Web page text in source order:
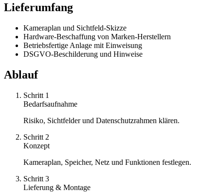
Lieferumfang
Kameraplan und Sichtfeld-Skizze
Hardware-Beschaffung von Marken-Herstellern
Betriebsfertige Anlage mit Einweisung
DSGVO-Beschilderung und Hinweise
Ablauf
Schritt 1
Bedarfsaufnahme
Risiko, Sichtfelder und Datenschutzrahmen klären.
Schritt 2
Konzept
Kameraplan, Speicher, Netz und Funktionen festlegen.
Schritt 3
Lieferung & Montage